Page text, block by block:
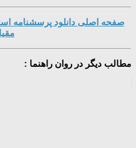
صفحه اصلی دانلود پرسشنامه
مطالب دیگر در روان راهنما :